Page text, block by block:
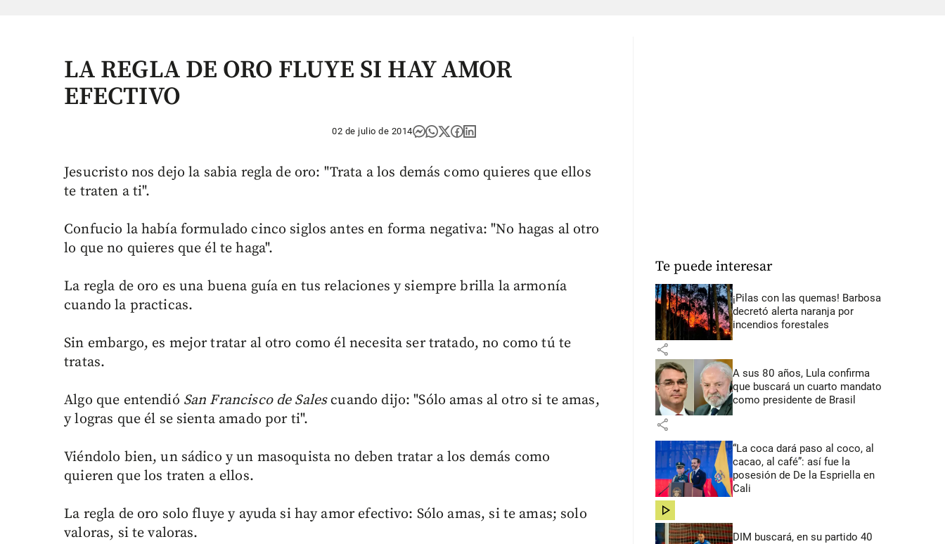
LA REGLA DE ORO FLUYE SI HAY AMOR
EFECTIVO
02 de julio de 2014
Jesucristo nos dejo la sabia regla de oro: "Trata a los demás como quieres que ellos
te traten a ti".
Confucio la había formulado cinco siglos antes en forma negativa: "No hagas al otro
lo que no quieres que él te haga".
La regla de oro es una buena guía en tus relaciones y siempre brilla la armonía
cuando la practicas.
Sin embargo, es mejor tratar al otro como él necesita ser tratado, no como tú te
tratas.
Algo que entendió San Francisco de Salescuando dijo: "Sólo amas al otro si te amas,
y logras que él se sienta amado por ti".
Viéndolo bien, un sádico y un masoquista no deben tratar a los demás como
quieren que los traten a ellos.
La regla de oro solo fluye y ayuda si hay amor efectivo: Sólo amas, si te amas; solo
valoras, si te valoras.
Te puede interesar
¡Pilas con las quemas! Barbosa
decretó alerta naranja por
incendios forestales
share
A sus 80 años, Lula confirma
que buscará un cuarto mandato
como presidente de Brasil
share
“La coca dará paso al coco, al
cacao, al café”: así fue la
posesión de De la Espriella en
Cali
share
DIM buscará, en su partido 40